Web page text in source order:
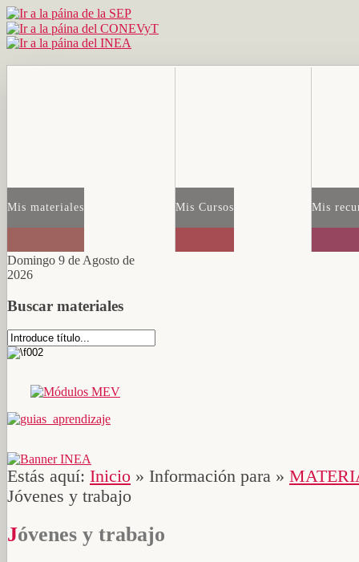
Mis materiales Mis Cursos Mis
Domingo 9 de Agosto de
2026
Buscar materiales
Estás aquí: Inicio » Información para »
Jóvenes y trabajo
Jóvenes y trabajo